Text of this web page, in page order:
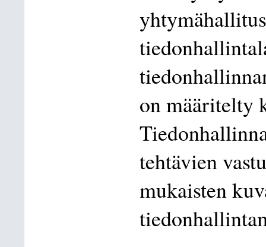
on määritelty
tehtävien
mukaisten